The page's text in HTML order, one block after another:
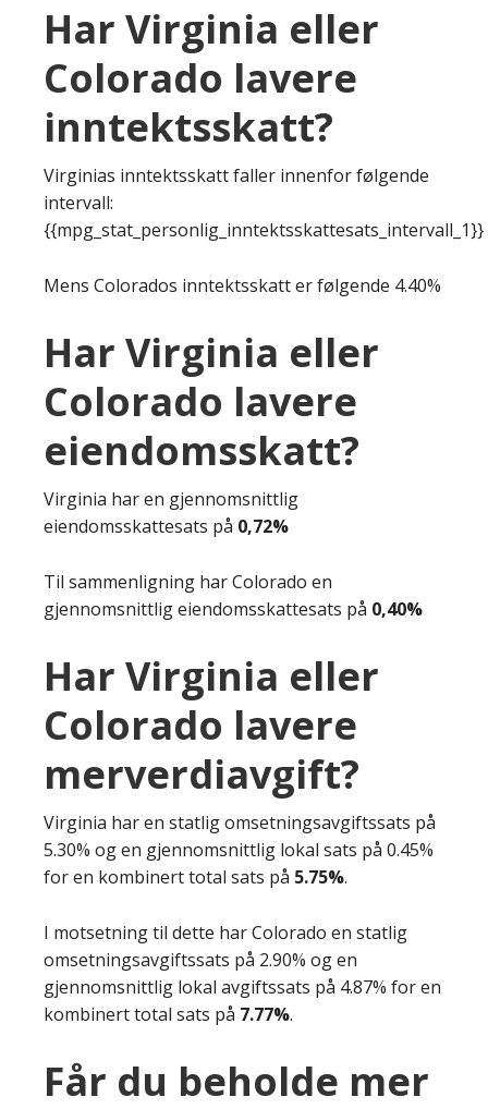
Har Virginia eller
Colorado lavere
inntektsskatt?
Virginias inntektsskatt faller innenfor følgende
intervall:
{{mpg_stat_personlig_inntektsskattesats_intervall_1}}
Mens Colorados inntektsskatt er følgende 4.40%
Har Virginia eller
Colorado lavere
eiendomsskatt?
Virginia har en gjennomsnittlig
eiendomsskattesats på 0,72%
Til sammenligning har Colorado en
gjennomsnittlig eiendomsskattesats på 0,40%
Har Virginia eller
Colorado lavere
merverdiavgift?
Virginia har en statlig omsetningsavgiftssats på
5.30% og en gjennomsnittlig lokal sats på 0.45%
for en kombinert total sats på 5.75%.
I motsetning til dette har Colorado en statlig
omsetningsavgiftssats på 2.90% og en
gjennomsnittlig lokal avgiftssats på 4.87% for en
kombinert total sats på 7.77%.
Får du beholde mer